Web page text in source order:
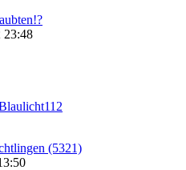
23:48
(5321)